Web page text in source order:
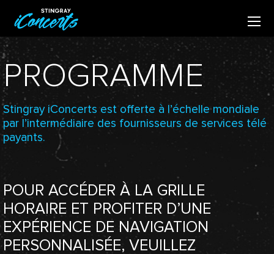
PROGRAMME
Stingray iConcerts est offerte à l’échelle mondiale
par l’intermédiaire des fournisseurs de services télé
payants.
POUR ACCÉDER À LA GRILLE
HORAIRE ET PROFITER D’UNE
EXPÉRIENCE DE NAVIGATION
PERSONNALISÉE, VEUILLEZ